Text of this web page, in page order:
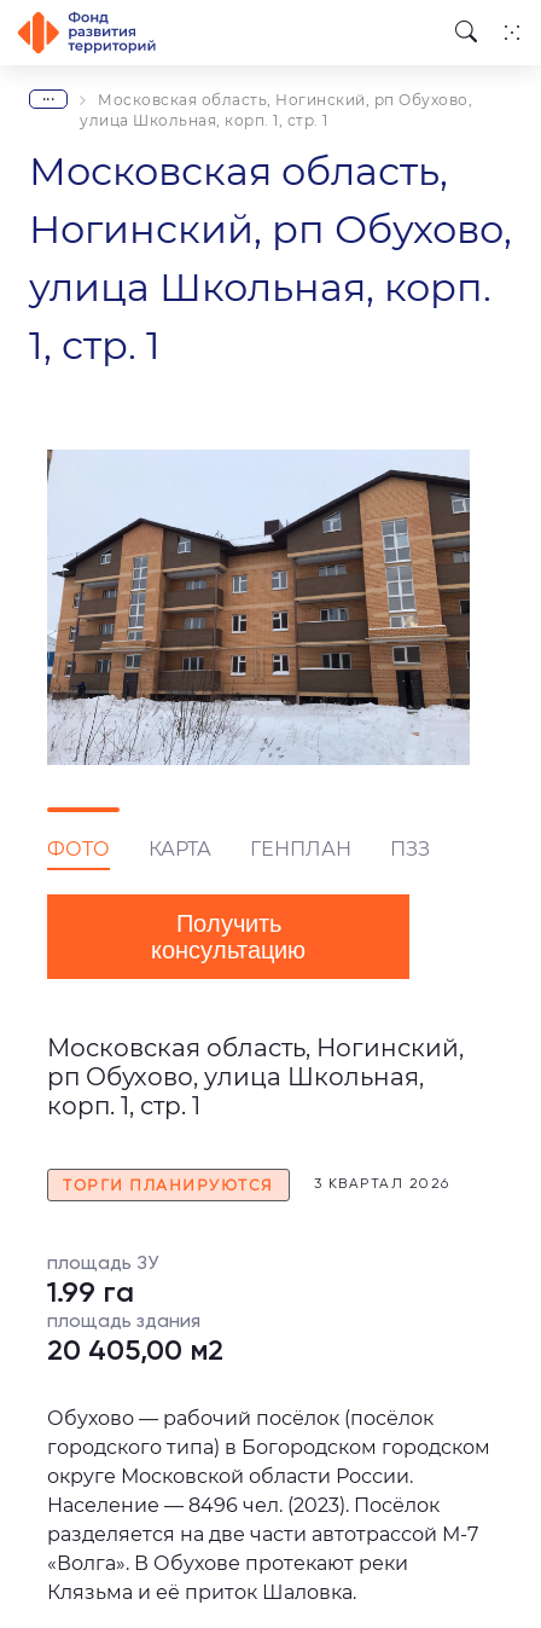
...
Московская область, Ногинский, рп Обухово,
улица Школьная, корп. 1, стр. 1
Московская область,
Ногинский, рп Обухово,
улица Школьная, корп.
1, стр. 1
ФОТО КАРТА ГЕНПЛАН ПЗЗ
Получить
консультацию
Московская область, Ногинский,
рп Обухово, улица Школьная,
корп. 1, стр. 1
ТОРГИ ПЛАНИРУЮТСЯ 3 КВАРТАЛ 2026
площадь ЗУ
1.99 га
площадь здания
20 405,00 м2
Обухово — рабочий посёлок (посёлок
городского типа) в Богородском городском
округе Московской области России.
Население — 8496 чел. (2023). Посёлок
разделяется на две части автотрассой М-7
«Волга». В Обухове протекают реки
Клязьма и её приток Шаловка.